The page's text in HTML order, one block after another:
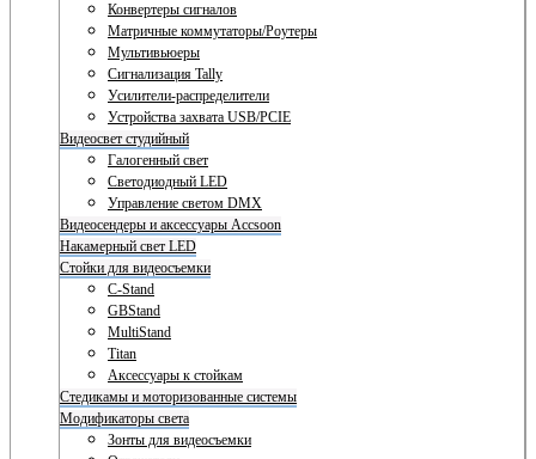
Конвертеры сигналов
Матричные коммутаторы/Роутеры
Мультивьюеры
Сигнализация Tally
Усилители-распределители
Устройства захвата USB/PCIE
Видеосвет студийный
Галогенный свет
Светодиодный LED
Управление светом DMX
Видеосендеры и аксессуары Accsoon
Накамерный свет LED
Стойки для видеосъемки
C-Stand
GBStand
MultiStand
Titan
Аксессуары к стойкам
Стедикамы и моторизованные системы
Модификаторы света
Зонты для видеосъемки